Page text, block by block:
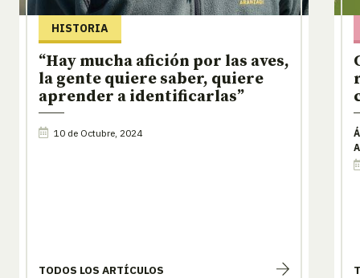
HISTORIA
“Hay mucha afición por las aves,
la gente quiere saber, quiere
aprender a identificarlas”
10 de Octubre, 2024
TODOS LOS ARTÍCULOS